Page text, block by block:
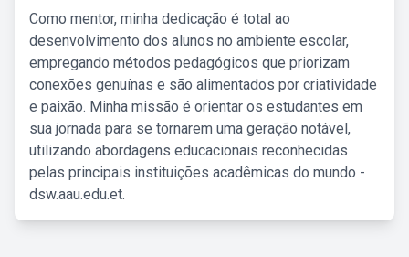
Como mentor, minha dedicação é total ao
desenvolvimento dos alunos no ambiente escolar,
empregando métodos pedagógicos que priorizam
conexões genuínas e são alimentados por criatividade
e paixão. Minha missão é orientar os estudantes em
sua jornada para se tornarem uma geração notável,
utilizando abordagens educacionais reconhecidas
pelas principais instituições acadêmicas do mundo -
dsw.aau.edu.et.